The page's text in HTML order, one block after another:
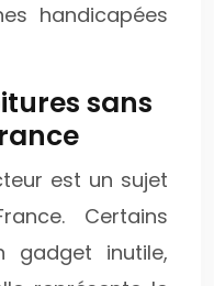
handicapées
sans
est un sujet
Certains
gadget inutile,